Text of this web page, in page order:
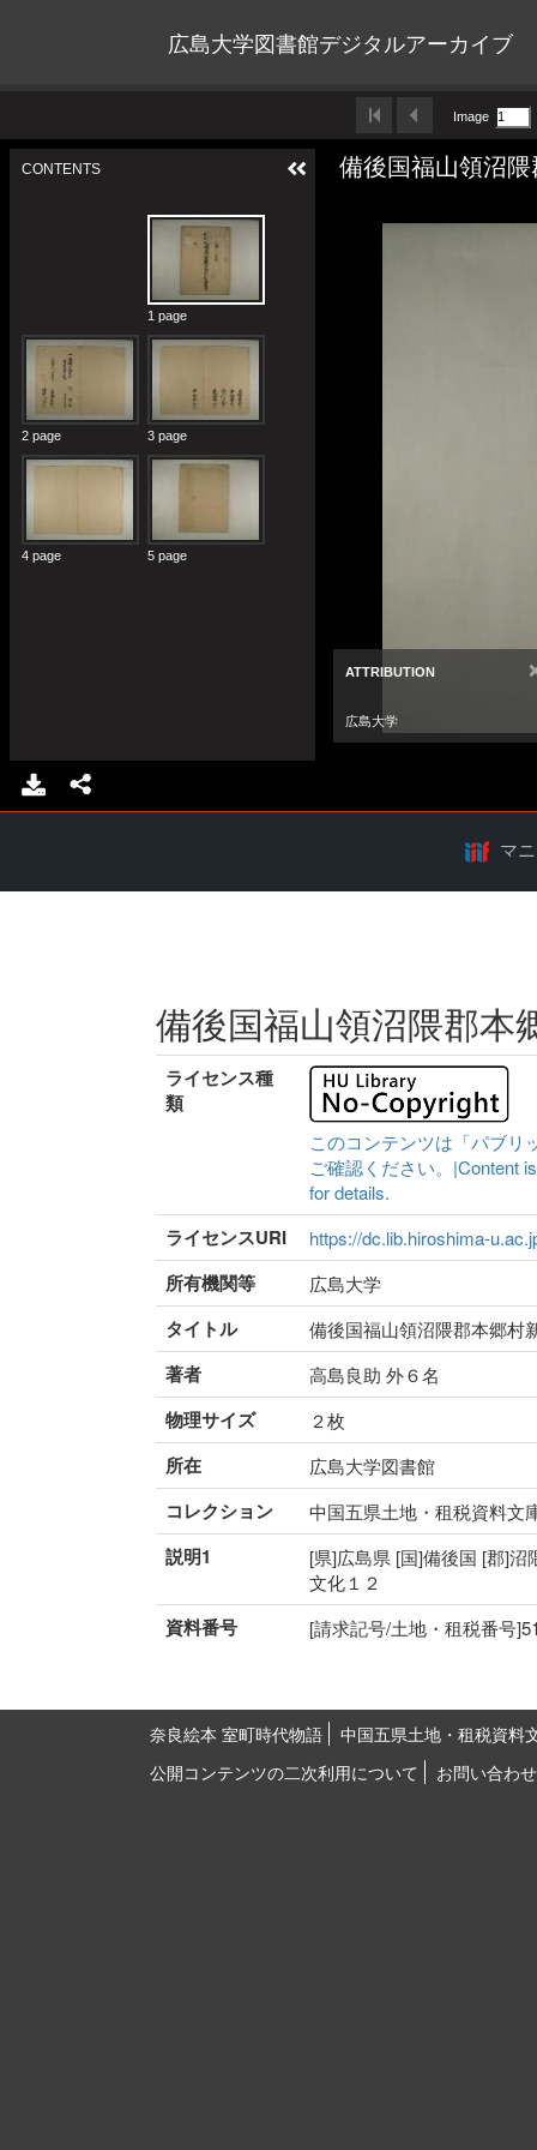
広島大学図書館デジタルアーカイブ
マ
備後国福山領沼隈郡本
ライセンス種
類
このコンテンツは「パブリ
ご確認ください。|Content
for details.
ライセンスURI https://dc.lib.hiroshima-
所有機関等 広島大学
タイトル 備後国福山領沼隈郡本郷村
著者 高島良助 外６名
物理サイズ ２枚
所在 広島大学図書館
コレクション 中国五県土地・租税資料文
説明1
[県]広島県 [国]備後国 [郡]
文化１２
資料番号 [請求記号/土地・租税番号
奈良絵本 室町時代物語
中国五県土地・租税資料
公開コンテンツの二次利用について
お問い合わせ